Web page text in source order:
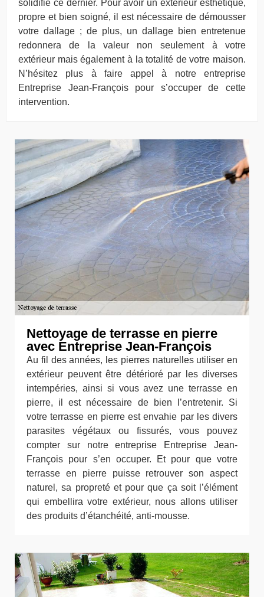
solidifié ce dernier. Pour avoir un extérieur esthétique,
propre et bien soigné, il est nécessaire de démousser
votre dallage ; de plus, un dallage bien entretenue
redonnera de la valeur non seulement à votre
extérieur mais également à la totalité de votre maison.
N’hésitez plus à faire appel à notre entreprise
Entreprise Jean-François pour s’occuper de cette
intervention.
Nettoyage de terrasse en pierre
avec Entreprise Jean-François
Au fil des années, les pierres naturelles utiliser en
extérieur peuvent être détérioré par les diverses
intempéries, ainsi si vous avez une terrasse en
pierre, il est nécessaire de bien l’entretenir. Si
votre terrasse en pierre est envahie par les divers
parasites végétaux ou fissurés, vous pouvez
compter sur notre entreprise Entreprise Jean-
François pour s’en occuper. Et pour que votre
terrasse en pierre puisse retrouver son aspect
naturel, sa propreté et pour que ça soit l’élément
qui embellira votre extérieur, nous allons utiliser
des produits d’étanchéité, anti-mousse.